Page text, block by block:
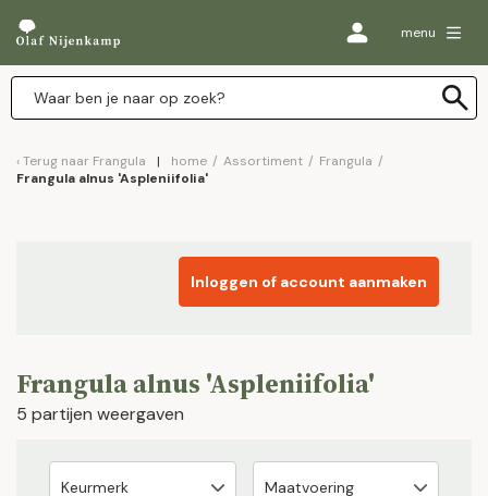
menu
Terug naar Frangula home / Assortiment / Frangula /
Frangula alnus 'Aspleniifolia'
Inloggen of account aanmaken
Frangula alnus 'Aspleniifolia'
5 partijen weergaven